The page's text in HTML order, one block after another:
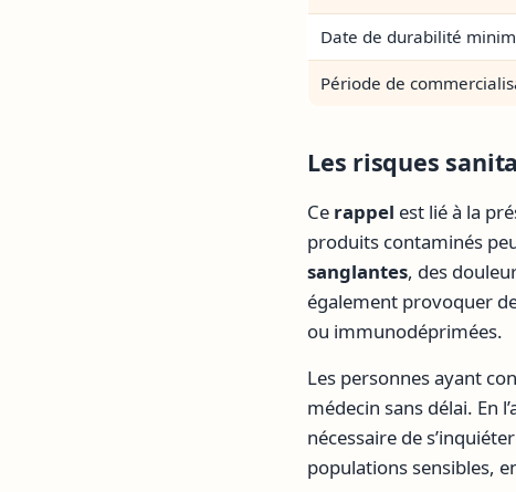
Date de durabilité
Période de
Les risques
Ce rappel est lié à la
produits contaminés
sanglantes, des
également provoquer
ou immunodéprimées.
Les personnes ayant
médecin sans délai. En
nécessaire de
populations sensibles,